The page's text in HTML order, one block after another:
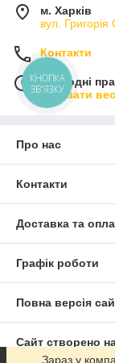
м. Харків
вул.
Контакти
Сьогодні
Показати
Про нас
Контакти
Доставка та
Графік роботи
Повна версія
Сайт створено
Зараз у
КНОПКА
ЗВ'ЯЗКУ